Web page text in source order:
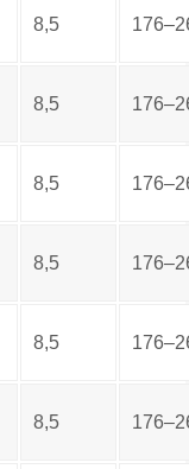
8,5
8,5
8,5
8,5
8,5
8,5